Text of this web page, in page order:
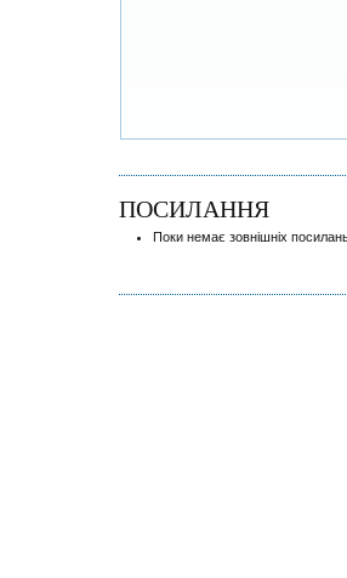
ПОСИЛАННЯ
Поки немає зовнішніх